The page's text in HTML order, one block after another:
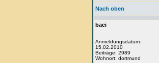
Nach oben
baci
Anmeldungsdatum:
15.02.2010
Beiträge: 2989
Wohnort: dortmund